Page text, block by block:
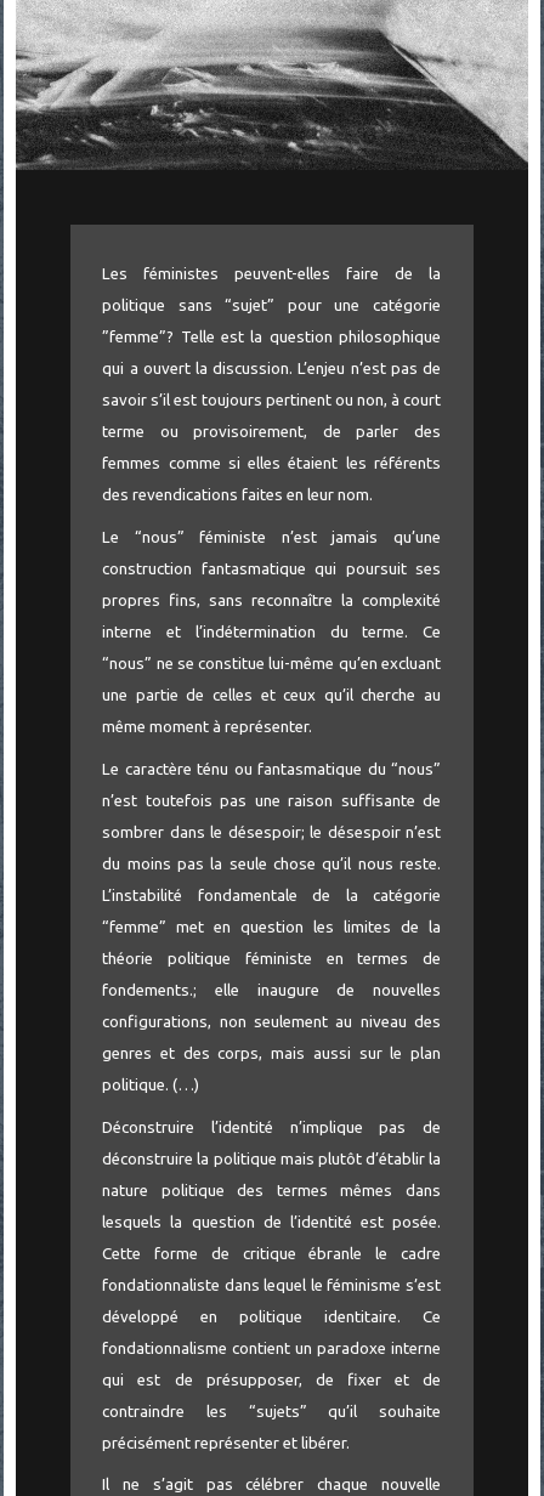
Les féministes peuvent-elles faire de la
politique sans “sujet” pour une catégorie
”femme”? Telle est la question philosophique
qui a ouvert la discussion. L’enjeu n’est pas de
savoir s’il est toujours pertinent ou non, à court
terme ou provisoirement, de parler des
femmes comme si elles étaient les référents
des revendications faites en leur nom.
Le “nous” féministe n’est jamais qu’une
construction fantasmatique qui poursuit ses
propres fins, sans reconnaître la complexité
interne et l’indétermination du terme. Ce
“nous” ne se constitue lui-même qu’en excluant
une partie de celles et ceux qu’il cherche au
même moment à représenter.
Le caractère ténu ou fantasmatique du “nous”
n’est toutefois pas une raison suffisante de
sombrer dans le désespoir; le désespoir n’est
du moins pas la seule chose qu’il nous reste.
L’instabilité fondamentale de la catégorie
“femme” met en question les limites de la
théorie politique féministe en termes de
fondements.; elle inaugure de nouvelles
configurations, non seulement au niveau des
genres et des corps, mais aussi sur le plan
politique. (…)
Déconstruire l’identité n’implique pas de
déconstruire la politique mais plutôt d’établir la
nature politique des termes mêmes dans
lesquels la question de l’identité est posée.
Cette forme de critique ébranle le cadre
fondationnaliste dans lequel le féminisme s’est
développé en politique identitaire. Ce
fondationnalisme contient un paradoxe interne
qui est de présupposer, de fixer et de
contraindre les “sujets” qu’il souhaite
précisément représenter et libérer.
Il ne s’agit pas célébrer chaque nouvelle